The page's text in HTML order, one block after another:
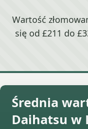
Wartość
się od £211 do
Średnia
Daihatsu w